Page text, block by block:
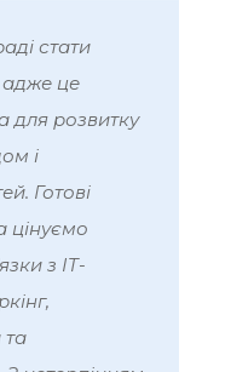
стати
адже це
для розвитку
і
Готові
цінуємо
з IT-
та